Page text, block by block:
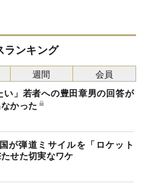
ランキング
い」若者への豊田章男の回答が
かった
が弾道ミサイルを「ロケット
せた切実なワケ
週間 会員